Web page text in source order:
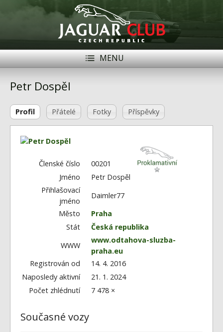
MENU
Modely Jaguar
Členové
Naše vozy
Kontakt
Petr Dospěl
Profil Přátelé Fotky Příspěvky
Členské číslo
00201
Jméno
Petr Dospěl
Přihlašovací
jméno
Daimler77
Město
Praha
Stát
Česká republika
WWW
www.odtahova-sluzba-
praha.eu
Registrován od
14. 4. 2016
Naposledy aktivní
21. 1. 2024
Počet zhlédnutí
7 478 ×
Současné vozy